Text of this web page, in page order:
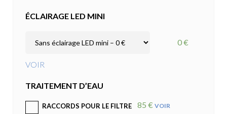
ÉCLAIRAGE LED MINI
0 €
VOIR
TRAITEMENT D’EAU
RACCORDS POUR LE FILTRE 85 € VOIR